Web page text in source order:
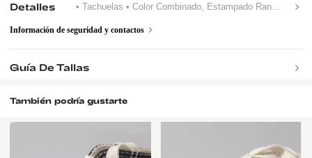
Detalles • Tachuelas • Color Combinado, Estampado Random •
Información de seguridad y contactos
Guía De Tallas
También podría gustarte